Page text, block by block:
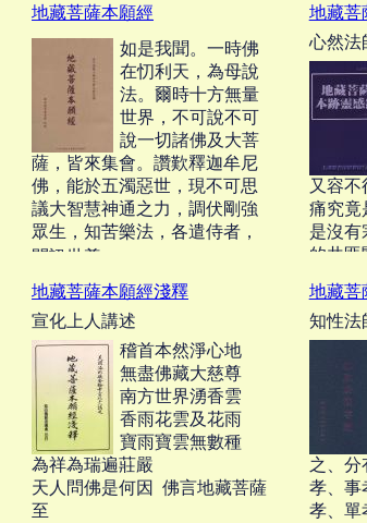
的，佛滅後像法轉時，眾生善
根淺薄業障深重，邪說橫行，
不知怎樣才能生起信心呢？應
當如何才是對的？‧‧‧
得樂。
再來確
般人通
麼？
苦？‧‧‧
地藏菩薩本願經
如是我聞。一時佛
在忉利天，為母說
法。爾時十方無量
世界，不可說不可
說一切諸佛及大菩
薩，皆來集會。讚歎釋迦牟尼
佛，能於五濁惡世，現不可思
議大智慧神通之力，調伏剛強
眾生，知苦樂法，各遣侍者，
問訊世尊。‧‧‧
地藏菩
心然法
又容
痛究竟
是沒有
的共匪
薩的話
病：但
每遇煩
著散
地藏
地藏菩薩本願經淺釋
宣化上人講述
稽首本然淨心地
無盡佛藏大慈尊
南方世界湧香雲
香雨花雲及花雨
寶雨寶雲無數種
為祥為瑞遍莊嚴
天人問佛是何因 佛言地藏菩薩
至
地藏菩
知性法
之、分
孝、事
孝、單